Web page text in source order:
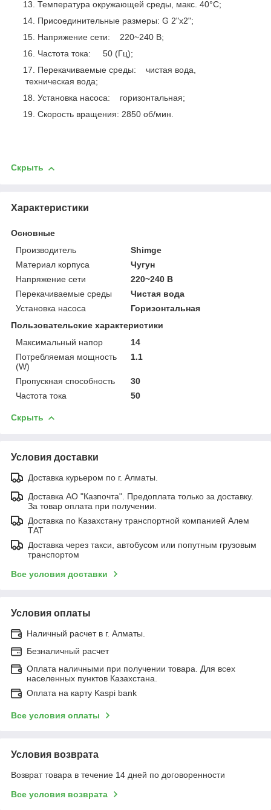
Температура окружающей среды, макс. 40°C;
Присоединительные размеры: G 2"x2";
Напряжение сети: 220~240 В;
Частота тока: 50 (Гц);
Перекачиваемые среды: чистая вода,
техническая вода;
Установка насоса: горизонтальная;
Скорость вращения: 2850 об/мин.
Скрыть
Характеристики
Основные
Производитель
Shimge
Материал корпуса
Чугун
Напряжение сети
220~240 В
Перекачиваемые среды
Чистая вода
Установка насоса
Горизонтальная
Пользовательские характеристики
Максимальный напор
14
Потребляемая мощность
(W)
1.1
Пропускная способность
30
Частота тока
50
Скрыть
Условия доставки
Доставка курьером по г. Алматы.
Доставка АО "Казпочта". Предоплата только за доставку.
За товар оплата при получении.
Доставка по Казахстану транспортной компанией Алем
ТАТ
Доставка через такси, автобусом или попутным грузовым
транспортом
Все условия доставки
Условия оплаты
Наличный расчет в г. Алматы.
Безналичный расчет
Оплата наличными при получении товара. Для всех
населенных пунктов Казахстана.
Оплата на карту Kaspi bank
Все условия оплаты
Условия возврата
Возврат товара в течение 14 дней по договоренности
Все условия возврата